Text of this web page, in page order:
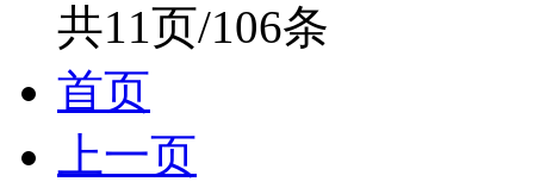
共11页/106条
首页
上一页